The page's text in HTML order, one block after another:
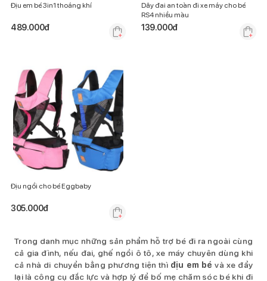
Địu em bé 3in1 thoáng khí
489.000đ
Dây đai an toàn đi xe máy cho bé
RS4 nhiều màu
139.000đ
Địu ngồi cho bé Eggbaby
305.000đ
Trong danh mục những sản phẩm hỗ trợ bé đi ra ngoài cùng
cả gia đình, nếu đai, ghế ngồi ô tô, xe máy chuyên dùng khi
cả nhà di chuyển bằng phương tiện thì địu em bé và xe đẩy
lại là công cụ đắc lực và hợp lý để bố mẹ chăm sóc bé khi đi